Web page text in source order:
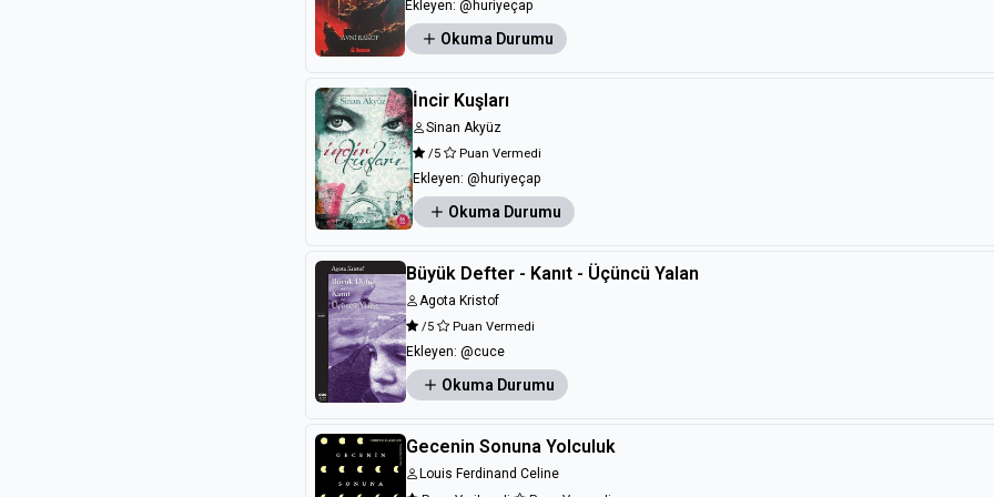
Ekleyen: @huriyeçap
Okuma Durumu
İncir Kuşları
Sinan Akyüz
/5 Puan Vermedi
Ekleyen: @huriyeçap
Okuma Durumu
Büyük Defter - Kanıt - Üçüncü Yalan
Agota Kristof
/5 Puan Vermedi
Ekleyen: @cuce
Okuma Durumu
Gecenin Sonuna Yolculuk
Louis Ferdinand Celine